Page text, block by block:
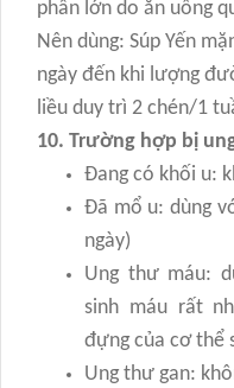
phần lớn do ăn uống
Nên dùng: Súp Yến
ngày đến khi lượng
liều duy trì 2 chén/1
10. Trường hợp bị
Đang có khối u:
Đã mổ u: dùng
ngày)
Ung thư máu:
sinh máu rất
đựng của cơ thể
Ung thư gan: